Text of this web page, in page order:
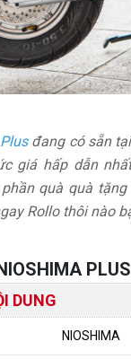
đang có sẵn
giá hấp dẫn
quà quà
Rollo thôi nào
DUNG
NIOSHIMA